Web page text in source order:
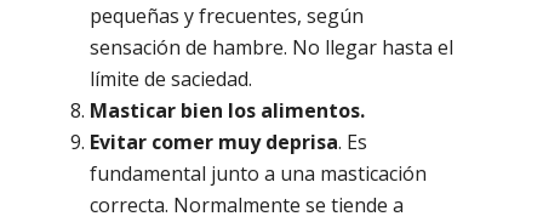
pequeñas y frecuentes, según
sensación de hambre. No llegar hasta el
límite de saciedad.
Masticar bien los alimentos.
Evitar comer muy deprisa. Es
fundamental junto a una masticación
correcta. Normalmente se tiende a